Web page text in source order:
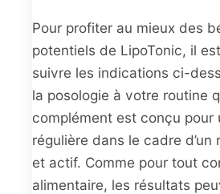
Pour profiter au mieux des
potentiels de LipoTonic, il
suivre les indications ci-
la posologie à votre routine
complément est conçu pour
régulière dans le cadre d’un
et actif. Comme pour tout
alimentaire, les résultats